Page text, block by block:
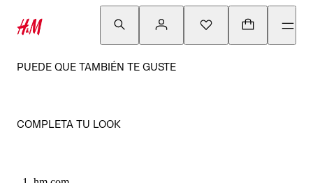
PUEDE QUE TAMBIÉN TE GUSTE
COMPLETA TU LOOK